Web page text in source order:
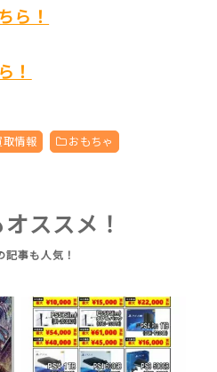
ら！
！
取情報 おもちゃ
ススメ！